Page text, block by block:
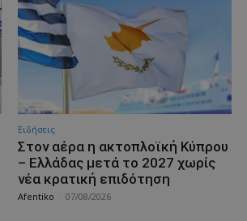
Ειδήσεις
Στον αέρα η ακτοπλοϊκή Κύπρου
– Ελλάδας μετά το 2027 χωρίς
νέα κρατική επιδότηση
Afentiko 07/08/2026